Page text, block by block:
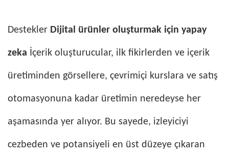
Destekler Dijital ürünler oluşturmak için yapay
zeka İçerik oluşturucular, ilk fikirlerden ve içerik
üretiminden görsellere, çevrimiçi kurslara ve satış
otomasyonuna kadar üretimin neredeyse her
aşamasında yer alıyor. Bu sayede, izleyiciyi
cezbeden ve potansiyeli en üst düzeye çıkaran